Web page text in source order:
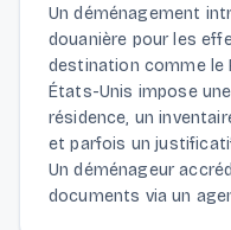
Un déménagement
douanière pour les
destination comme le
États-Unis impose
résidence, un
et parfois un
Un déménageur
documents via un